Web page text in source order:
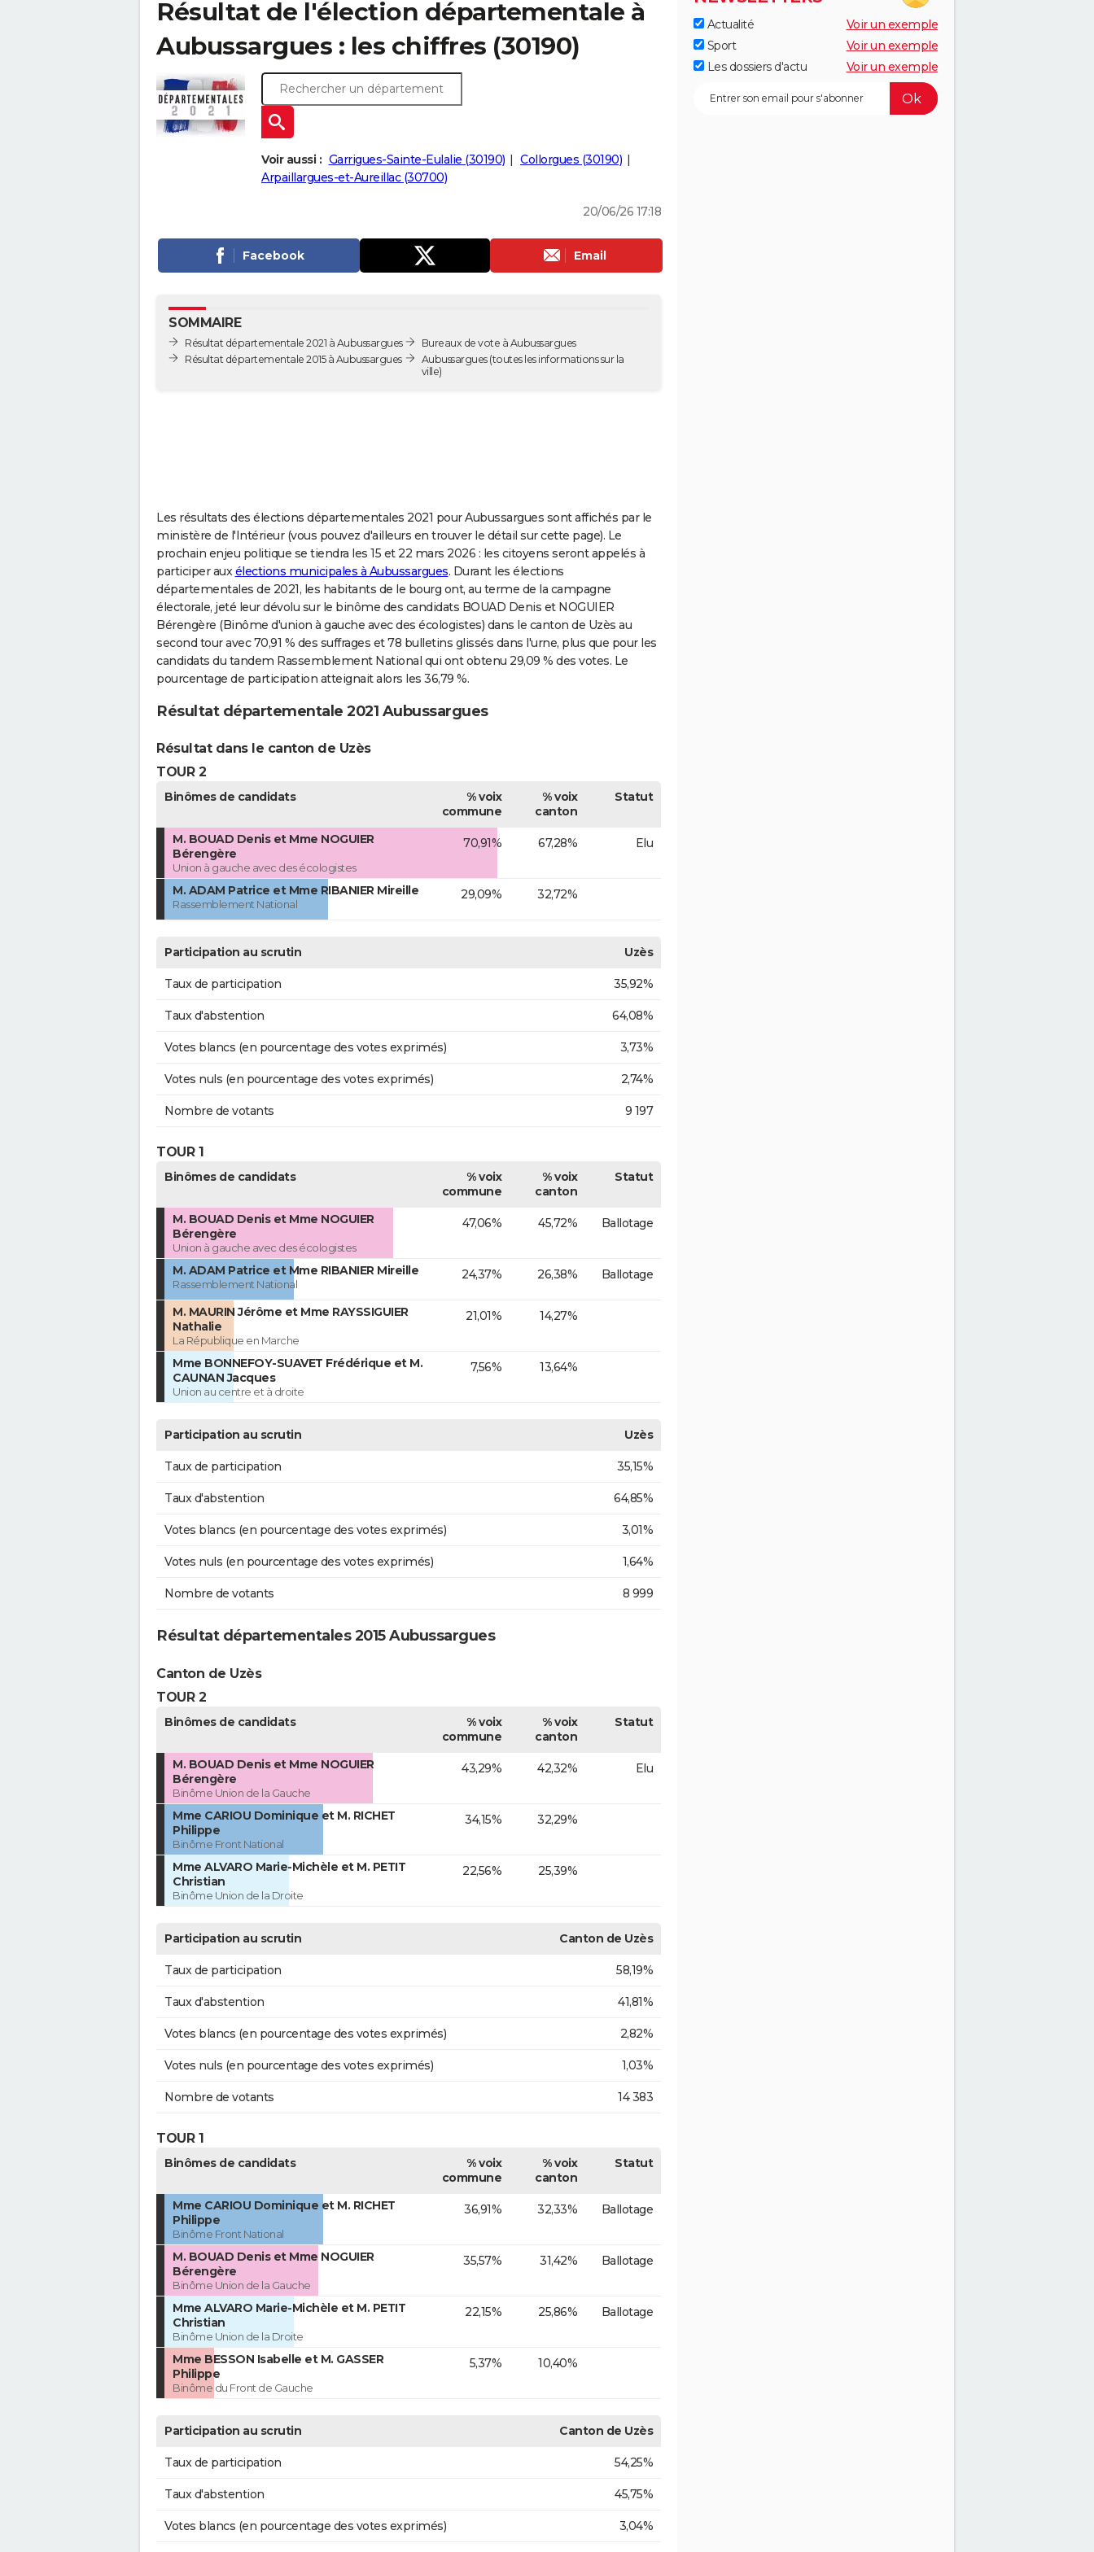
Résultat de l'élection départementale à
Aubussargues : les chiffres (30190)
Voir aussi : Garrigues-Sainte-Eulalie (30190)
Collorgues (30190)
Arpaillargues-et-Aureillac (30700)
20/06/26 17:18
Facebook Email
SOMMAIRE
Résultat départementale 2021 à Aubussargues
Résultat départementale 2015 à Aubussargues
Bureaux de vote à Aubussargues
Aubussargues(toutes les informations sur la
ville)
Les résultats des élections départementales 2021 pour Aubussargues sont affichés par le
ministère de l'Intérieur (vous pouvez d'ailleurs en trouver le détail sur cette page). Le
prochain enjeu politique se tiendra les 15 et 22 mars 2026 : les citoyens seront appelés à
participer auxélections municipales à Aubussargues. Durant les élections
départementales de 2021, les habitants de le bourg ont, au terme de la campagne
électorale, jeté leur dévolu sur le binôme des candidats BOUAD Denis et NOGUIER
Bérengère (Binôme d'union à gauche avec des écologistes) dans le canton de Uzès au
second tour avec 70,91 % des suffrages et 78 bulletins glissés dans l'urne, plus que pour les
candidats du tandem Rassemblement National qui ont obtenu 29,09 % des votes. Le
pourcentage de participation atteignait alors les 36,79 %.
Résultat départementale 2021 Aubussargues
Résultat dans le canton de Uzès
TOUR 2
Binômes de candidats
% voix
commune
% voix
canton
Statut
M. BOUAD Denis et Mme NOGUIER
Bérengère
Union à gauche avec des écologistes
70,91% 67,28% Elu
M. ADAM Patrice et Mme RIBANIER Mireille
Rassemblement National
29,09% 32,72%
Participation au scrutin Uzès
Taux de participation 35,92%
Taux d'abstention 64,08%
Votes blancs (en pourcentage des votes exprimés) 3,73%
Votes nuls (en pourcentage des votes exprimés) 2,74%
Nombre de votants 9 197
TOUR 1
Binômes de candidats
% voix
commune
% voix
canton
Statut
M. BOUAD Denis et Mme NOGUIER
Bérengère
Union à gauche avec des écologistes
47,06% 45,72% Ballotage
M. ADAM Patrice et Mme RIBANIER Mireille
Rassemblement National
24,37% 26,38% Ballotage
M. MAURIN Jérôme et Mme RAYSSIGUIER
Nathalie
La République en Marche
21,01% 14,27%
Mme BONNEFOY-SUAVET Frédérique et M.
CAUNAN Jacques
Union au centre et à droite
7,56% 13,64%
Participation au scrutin Uzès
Taux de participation 35,15%
Taux d'abstention 64,85%
Votes blancs (en pourcentage des votes exprimés) 3,01%
Votes nuls (en pourcentage des votes exprimés) 1,64%
Nombre de votants 8 999
Résultat départementales 2015 Aubussargues
Canton de Uzès
TOUR 2
Binômes de candidats
% voix
commune
% voix
canton
Statut
M. BOUAD Denis et Mme NOGUIER
Bérengère
Binôme Union de la Gauche
43,29% 42,32% Elu
Mme CARIOU Dominique et M. RICHET
Philippe
Binôme Front National
34,15% 32,29%
Mme ALVARO Marie-Michèle et M. PETIT
Christian
Binôme Union de la Droite
22,56% 25,39%
Participation au scrutin Canton de Uzès
Taux de participation 58,19%
Taux d'abstention 41,81%
Votes blancs (en pourcentage des votes exprimés) 2,82%
Votes nuls (en pourcentage des votes exprimés) 1,03%
Nombre de votants 14 383
TOUR 1
Binômes de candidats
% voix
commune
% voix
canton
Statut
Mme CARIOU Dominique et M. RICHET
Philippe
Binôme Front National
36,91% 32,33% Ballotage
M. BOUAD Denis et Mme NOGUIER
Bérengère
Binôme Union de la Gauche
35,57% 31,42% Ballotage
Mme ALVARO Marie-Michèle et M. PETIT
Christian
Binôme Union de la Droite
22,15% 25,86% Ballotage
Mme BESSON Isabelle et M. GASSER
Philippe
Binôme du Front de Gauche
5,37% 10,40%
Participation au scrutin Canton de Uzès
Taux de participation 54,25%
Taux d'abstention 45,75%
Votes blancs (en pourcentage des votes exprimés) 3,04%
Actualité
Voir un exemple
Sport
Voir un exemple
Les dossiers d'actu
Voir un exemple